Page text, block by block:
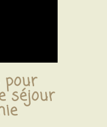
pour
séjour